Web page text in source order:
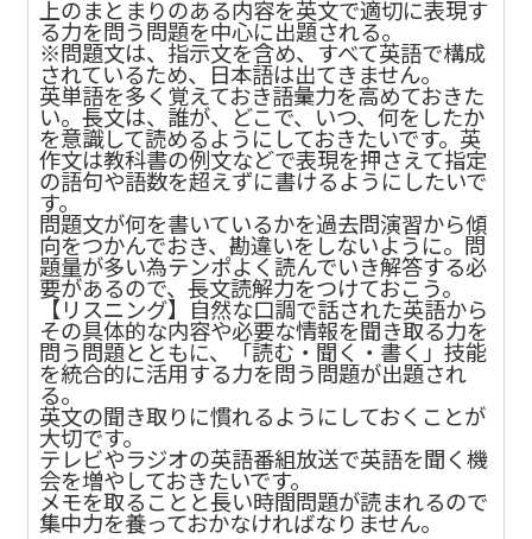
上のまとまりのある内容を英文で適切に表現す
る力を問う問題を中心に出題される。
※問題文は、指示文を含め、すべて英語で構成
されているため、日本語は出てきません。
英単語を多く覚えておき語彙力を高めておきた
い。長文は、誰が、どこで、いつ、何をしたか
を意識して読めるようにしておきたいです。英
作文は教科書の例文などで表現を押さえて指定
の語句や語数を超えずに書けるようにしたいで
す。
問題文が何を書いているかを過去問演習から傾
向をつかんでおき、勘違いをしないように。問
題量が多い為テンポよく読んでいき解答する必
要があるので、長文読解力をつけておこう。
【リスニング】自然な口調で話された英語から
その具体的な内容や必要な情報を聞き取る力を
問う問題とともに、「読む・聞く・書く」技能
を統合的に活用する力を問う問題が出題され
る。
英文の聞き取りに慣れるようにしておくことが
大切です。
テレビやラジオの英語番組放送で英語を聞く機
会を増やしておきたいです。
メモを取ることと長い時間問題が読まれるので
集中力を養っておかなければなりません。